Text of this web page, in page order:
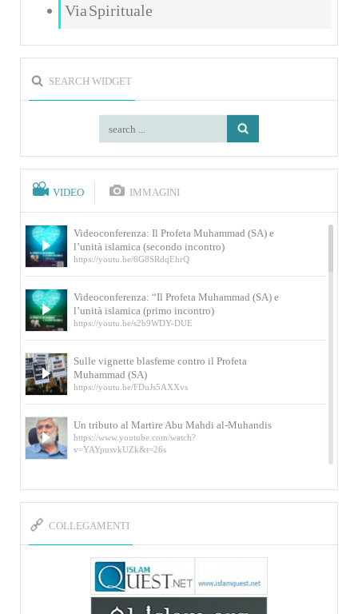
Via Spirituale
SEARCH WIDGET
VIDEO IMMAGINI
Videoconferenza: Il Profeta Muhammad (SA) e
l’unità islamica (secondo incontro)
https://youtu.be/6G8SRdqEhrQ
Videoconferenza: “Il Profeta Muhammad (SA) e
l’unità islamica (primo incontro)
https://youtu.be/s2b9WDY-DUE
Sulle vignette blasfeme contro il Profeta
Muhammad (SA)
https://youtu.be/FDuJs5AXXvs
Un tributo al Martire Abu Mahdi al-Muhandis
https://www.youtube.com/watch?
v=YAYpusvkUZk&t=26s
L’Abluzione rituale (wudu) secondo l’Imam Alì
e l’Imam Khomeini
della figlia di un martire
https://www.youtube.com/watch?
v=-5nPSxbf9l0&t=103s
COLLEGAMENTI